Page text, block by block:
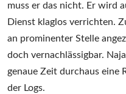
muss er das nicht. Er wird
Dienst klaglos verrichten.
an prominenter Stelle
doch vernachlässigbar.
genaue Zeit durchaus eine
der Logs.